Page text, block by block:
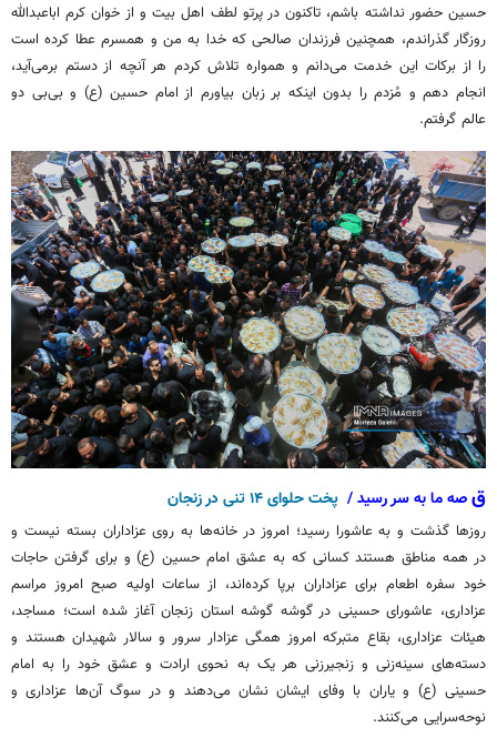
حسین حضور نداشته باشم، تاکنون در پرتو لطف اهل بیت و از خوان کرم اباعبدالله
روزگار گذراندم، همچنین فرزندان صالحی که خدا به من و همسرم عطا کرده است
را از برکات این خدمت می‌دانم و همواره تلاش کردم هر آنچه از دستم برمی‌آید،
انجام دهم و مُزدمرا بدون اینکه بر زبان بیاورم از امام حسین (ع) و بی‌بی دو
عالم گرفتم.
قصهما به سر رسید / ‏‬ پخت حلوای ۱۴ تنی در زنجان
روزها گذشت و به عاشورا رسید؛ امروز در خانه‌ها به روی عزاداران بسته نیست و
در همه مناطق هستند کسانی که به عشق امام حسین (ع) و برای گرفتن حاجات
خود سفره اطعام برای عزاداران برپا کرده‌اند، از ساعات اولیه صبح امروز مراسم
عزاداری، عاشورای حسینی در گوشه گوشه استان زنجان آغاز شده است؛ مساجد،
هیئات عزاداری، بقاع متبرکه امروز همگی عزادار سرور و سالار شهیدان هستند و
دسته‌های سینه‌زنی و زنجیرزنی هر یک به نحوی ارادت و عشق خود را به امام
حسینی (ع) و یاران با وفای ایشان نشان می‌دهند و در سوگ آن‌ها عزاداری و
نوحه‌سرایی می‌کنند.